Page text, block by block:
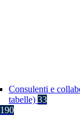
Consulenti e
tabelle) 33
190